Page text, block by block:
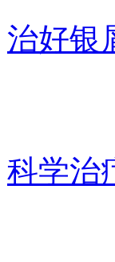
治好银
科学治